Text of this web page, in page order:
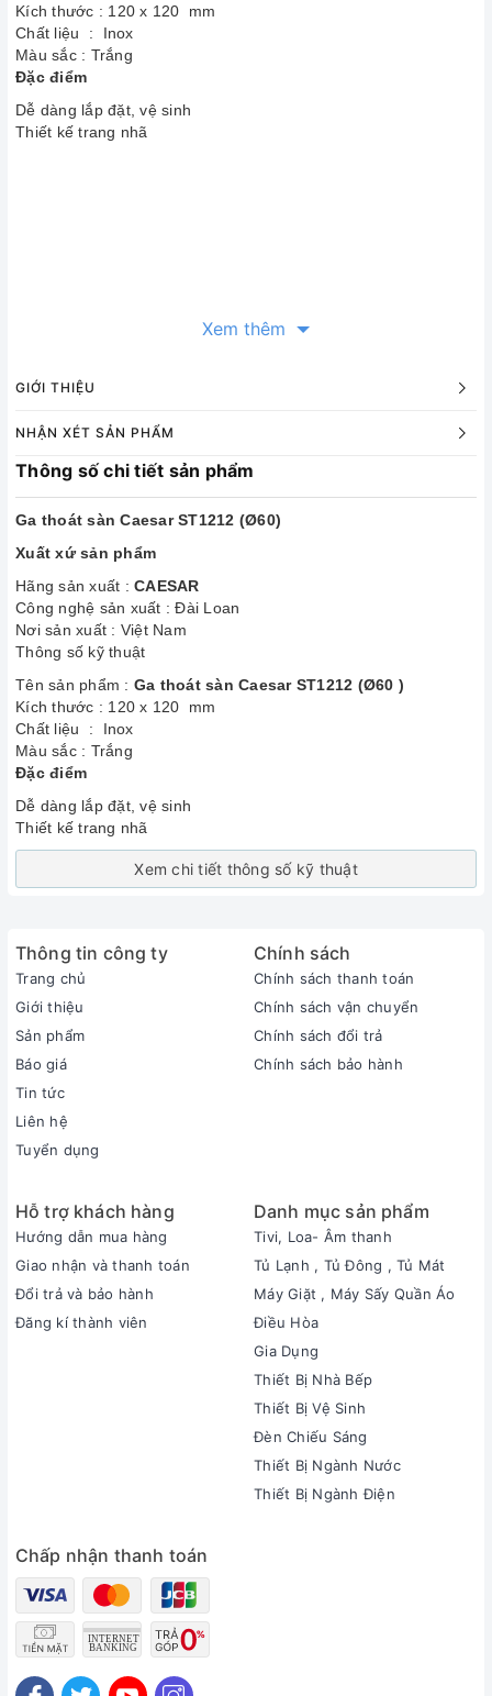
Kích thước : 120 x 120 mm
Chất liệu : Inox
Màu sắc : Trắng
Đặc điểm
Dễ dàng lắp đặt, vệ sinh
Thiết kế trang nhã
Xem thêm
GIỚI THIỆU
NHẬN XÉT SẢN PHẨM
Thông số chi tiết sản phẩm
Ga thoát sàn Caesar ST1212 (Ø60)
Xuất xứ sản phẩm
Hãng sản xuất : CAESAR
Công nghệ sản xuất : Đài Loan
Nơi sản xuất : Việt Nam
Thông số kỹ thuật
Tên sản phẩm : Ga thoát sàn Caesar ST1212 (Ø60 )
Kích thước : 120 x 120 mm
Chất liệu : Inox
Màu sắc : Trắng
Đặc điểm
Dễ dàng lắp đặt, vệ sinh
Thiết kế trang nhã
Xem chi tiết thông số kỹ thuật
Thông tin công ty
Trang chủ
Giới thiệu
Sản phẩm
Báo giá
Tin tức
Liên hệ
Tuyển dụng
Chính sách
Chính sách thanh toán
Chính sách vận chuyển
Chính sách đổi trả
Chính sách bảo hành
Hỗ trợ khách hàng
Hướng dẫn mua hàng
Giao nhận và thanh toán
Đổi trả và bảo hành
Đăng kí thành viên
Danh mục sản phẩm
Tivi, Loa- Âm thanh
Tủ Lạnh , Tủ Đông , Tủ Mát
Máy Giặt , Máy Sấy Quần Áo
Điều Hòa
Gia Dụng
Thiết Bị Nhà Bếp
Thiết Bị Vệ Sinh
Đèn Chiếu Sáng
Thiết Bị Ngành Nước
Thiết Bị Ngành Điện
Chấp nhận thanh toán